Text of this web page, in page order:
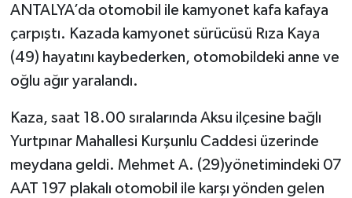
ANTALYA’da otomobil ile kamyonet kafa kafaya
çarpıştı. Kazada kamyonet sürücüsü Rıza Kaya
(49) hayatını kaybederken, otomobildeki anne ve
oğlu ağır yaralandı.
Kaza, saat 18.00 sıralarında Aksu ilçesine bağlı
Yurtpınar Mahallesi Kurşunlu Caddesi üzerinde
meydana geldi. Mehmet A. (29)yönetimindeki 07
AAT 197 plakalı otomobil ile karşı yönden gelen